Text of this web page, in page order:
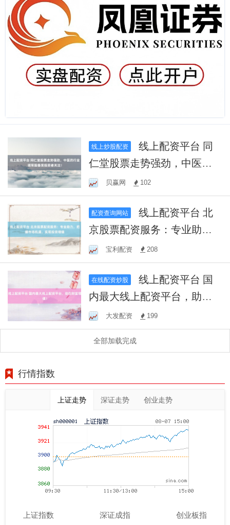
线上炒股配资
线上配资平台 同
仁堂股票走势强劲，中医药
行业领军股备受投资者关
注！
贝赢网 102
配资查询网站
线上配资平台 北
京股票配资服务：专业助
力，把握市场机遇，实现投
资增值
宝利配资 208
在线配资炒股
线上配资平台 国
内最大线上配资平台，助您
财富增值！
大发配资 199
全部加载完成
行情指数
上证走势 深证走势 创业走势
上证指数 深证成指 创业板指